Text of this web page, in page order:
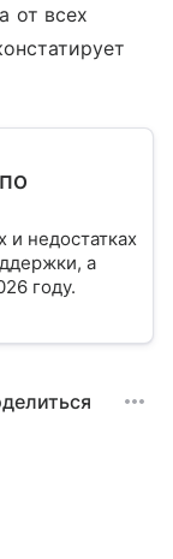
от всех
и недостатках
а
году.